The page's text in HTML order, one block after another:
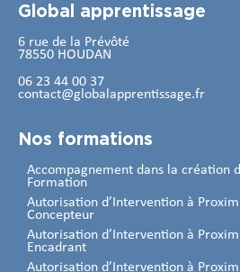
Global apprentissage
6 rue de la Prévôté
78550 HOUDAN
06 23 44 00 37
contact@globalapprentissage.fr
Nos formations
Accompagnement dans la création
Formation
Autorisation d’Intervention à
Concepteur
Autorisation d’Intervention à
Encadrant
Autorisation d’Intervention à